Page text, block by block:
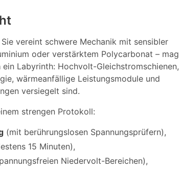
vereint schwere Mechanik mit sensibler
oder verstärktem Polycarbonat – mag
Labyrinth: Hochvolt-Gleichstromschienen,
wärmeanfällige Leistungsmodule und
versiegelt sind.
strengen Protokoll:
(mit berührungslosen Spannungsprüfern),
15 Minuten),
Niedervolt-Bereichen),